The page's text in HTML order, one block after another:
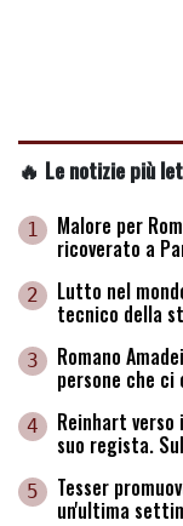
🔥 Le notizie più
1 Malore per
ricoverato a
2 Lutto nel
tecnico della
3 Romano
persone che ci
4 Reinhart
suo regista.
5 Tesser
un'ultima